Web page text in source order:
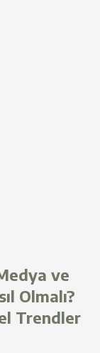
ve
Olmalı?
Trendler